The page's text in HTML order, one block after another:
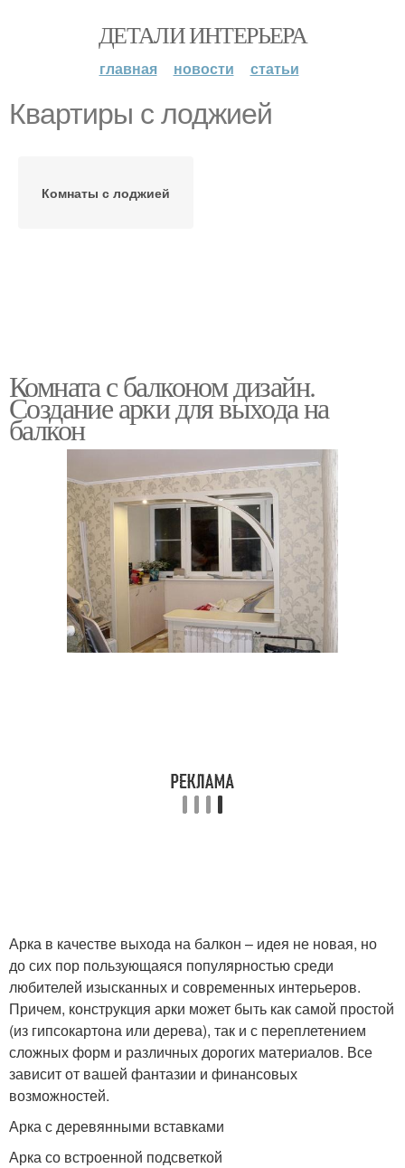
ДЕТАЛИ ИНТЕРЬЕРА
главная новости статьи
Квартиры с лоджией
Комнаты с лоджией
Комната с балконом дизайн.
Создание арки для выхода на
балкон
Арка в качестве выхода на балкон – идея не новая, но
до сих пор пользующаяся популярностью среди
любителей изысканных и современных интерьеров.
Причем, конструкция арки может быть как самой простой
(из гипсокартона или дерева), так и с переплетением
сложных форм и различных дорогих материалов. Все
зависит от вашей фантазии и финансовых
возможностей.
Арка с деревянными вставками
Арка со встроенной подсветкой